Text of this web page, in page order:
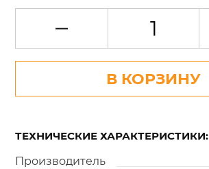
–
В КОРЗИНУ
ТЕХНИЧЕСКИЕ ХАРАКТЕРИСТИКИ:
Производитель